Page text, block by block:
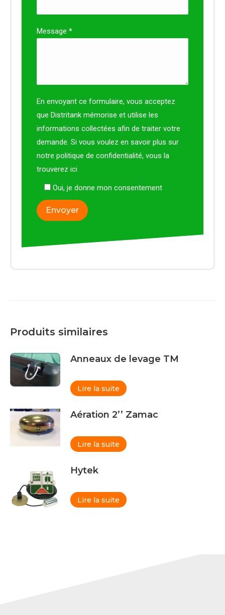
Message *
En envoyant ce formulaire, vous acceptez
que Distritank mémorise et utilise les
informations collectées afin de traiter votre
demande. Si vous voulez en savoir plus sur
notre politique de confidentialité, vous la
trouverez ici
Oui, je donne mon consentement
Produits similaires
Anneaux de levage TM
Lire la suite
Aération 2’’ Zamac
Lire la suite
Hytek
Lire la suite